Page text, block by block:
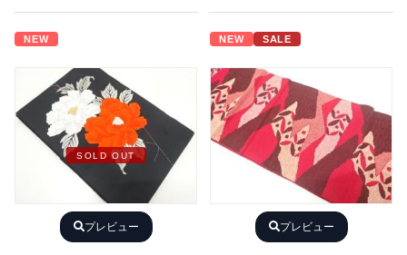
NEW
SOLD OUT
プレビュー
NEW SALE
プレビュー